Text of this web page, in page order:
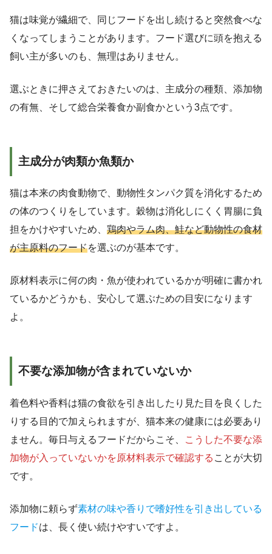
猫は味覚が繊細で、同じフードを出し続けると突然食べな
くなってしまうことがあります。フード選びに頭を抱える
飼い主が多いのも、無理はありません。
選ぶときに押さえておきたいのは、主成分の種類、添加物
の有無、そして総合栄養食か副食かという3点です。
主成分が肉類か魚類か
猫は本来の肉食動物で、動物性タンパク質を消化するため
の体のつくりをしています。穀物は消化しにくく胃腸に負
担をかけやすいため、 鶏肉やラム肉、鮭など動物性の食材
が主原料のフードを選ぶのが基本です。
原材料表示に何の肉・魚が使われているかが明確に書かれ
ているかどうかも、安心して選ぶための目安になります
よ。
不要な添加物が含まれていないか
着色料や香料は猫の食欲を引き出したり見た目を良くした
りする目的で加えられますが、猫本来の健康には必要あり
ません。毎日与えるフードだからこそ、
こうした不要な添
加物が入っていないかを原材料表示で確認する ことが大切
です。
添加物に頼らず素材の味や香りで嗜好性を引き出している
フードは、長く使い続けやすいですよ。